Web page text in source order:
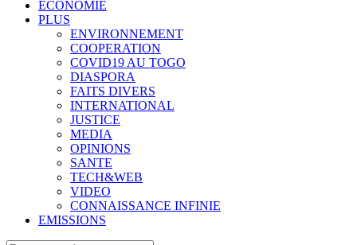
ECONOMIE
PLUS
ENVIRONNEMENT
COOPERATION
COVID19 AU TOGO
DIASPORA
FAITS DIVERS
INTERNATIONAL
JUSTICE
MEDIA
OPINIONS
SANTE
TECH&WEB
VIDEO
CONNAISSANCE INFINIE
EMISSIONS